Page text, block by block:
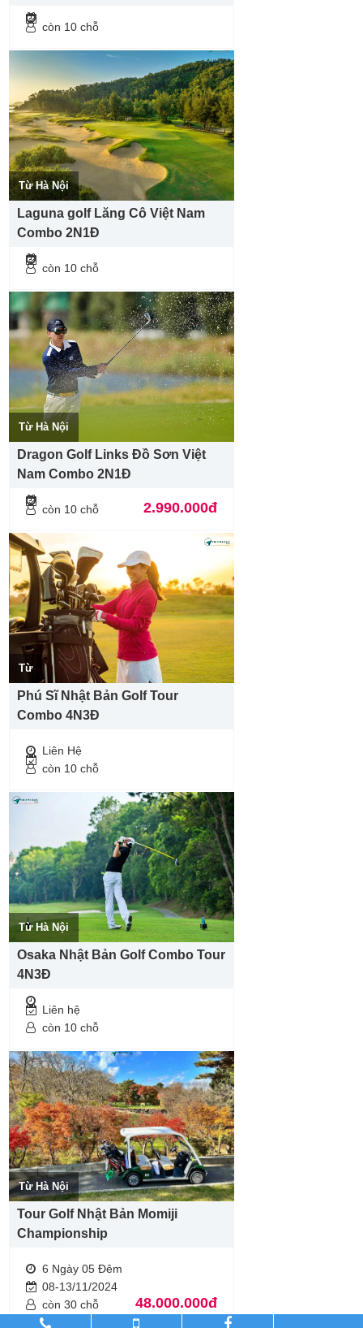
còn 10 chỗ
Từ Hà Nội
Laguna golf Lăng Cô Việt Nam
Combo 2N1Đ
còn 10 chỗ
Từ Hà Nội
Dragon Golf Links Đồ Sơn Việt
Nam Combo 2N1Đ
còn 10 chỗ 2.990.000đ
Từ
Phú Sĩ Nhật Bản Golf Tour
Combo 4N3Đ
Liên Hệ
còn 10 chỗ
Từ Hà Nội
Osaka Nhật Bản Golf Combo Tour
4N3Đ
Liên hệ
còn 10 chỗ
Từ Hà Nội
Tour Golf Nhật Bản Momiji
Championship
6 Ngày 05 Đêm
08-13/11/2024
còn 30 chỗ
48.000.000đ